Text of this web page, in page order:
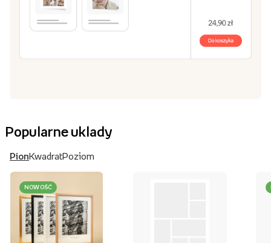
Popularne uklady
PionKwadratPoziom
NOWOŚĆ